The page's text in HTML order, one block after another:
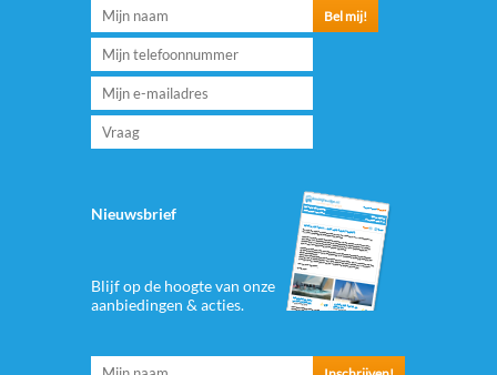
Nieuwsbrief
Blijf op de hoogte van onze
aanbiedingen & acties.